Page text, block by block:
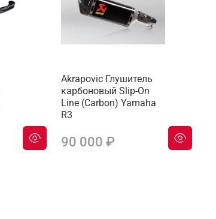
Akrapovic Глушитель
карбоновый Slip-On
Line (Carbon) Yamaha
R3
90 000 ₽